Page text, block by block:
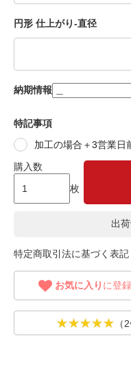
円形 仕上がり-直径
納期情報
特記事項
加工の場合＋3営業日
購入数
枚
出
特定商取引法に基づく表記
お気に入り に登録
（